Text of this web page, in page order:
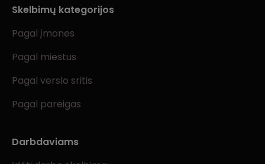
Skelbimų kategorijos
Pagal įmones
Pagal miestus
Pagal verslo sritis
Pagal pareigas
Darbdaviams